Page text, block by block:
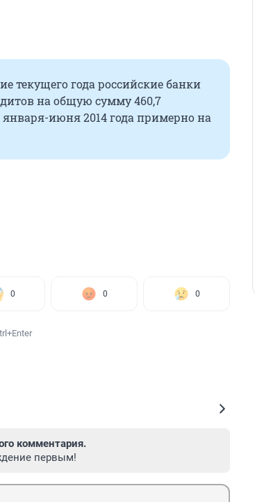
текущего года российские банки
на общую сумму 460,7
июня 2014 года примерно на
0 0 0
комментария.
первым!